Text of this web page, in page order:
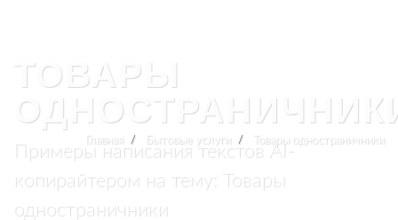
ТОВАРЫ
Примеры написания текстов AI-
копирайтером на тему: Товары
одностраничники
Главная Бытовые услуги Товары одностраничники